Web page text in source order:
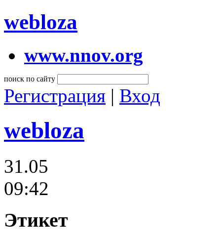
webloza
www.nnov.org
поиск по сайту
Регистрация | Вход
webloza
31.05
09:42
Этикет